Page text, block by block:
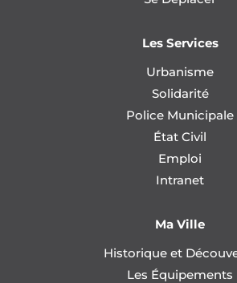
Les Services
Urbanisme
Solidarité
Police Municipale
État Civil
Emploi
Intranet
Ma Ville
Historique et
Les Équipements